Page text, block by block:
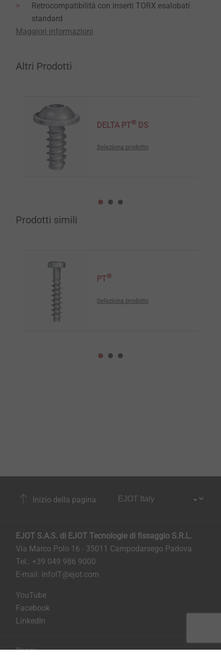
Retrocompatibilità con inserti TORX esalobati
standard
Maggiori informazioni
Altri Prodotti
DELTA PT®DS
Seleziona prodotto
Prodotti simili
PT®
Seleziona prodotto
Inizio della pagina
EJOT S.A.S. di EJOT Tecnologie di fissaggio S.R.L.
Via Marco Polo 16 - 35011 Campodarsego Padova
Tel.: +39 049 986 9000
E-mail: infoIT@ejot.com
YouTube
Facebook
LinkedIn
Privacy